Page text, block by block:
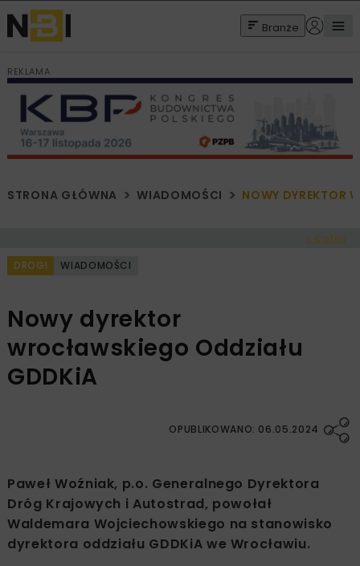
Branże
REKLAMA
STRONA GŁÓWNA WIADOMOŚCI NOWY DYREKTOR
< Cofnij
DROGI WIADOMOŚCI
Nowy dyrektor
wrocławskiego Oddziału
GDDKiA
OPUBLIKOWANO: 06.05.2024
Paweł Woźniak, p.o. Generalnego Dyrektora
Dróg Krajowych i Autostrad, powołał
Waldemara Wojciechowskiego na stanowisko
dyrektora oddziału GDDKiA we Wrocławiu.